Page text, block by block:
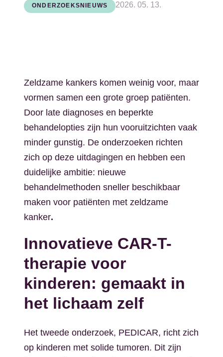
ONDERZOEKSNIEUWS 2026. 05. 13.
Zeldzame kankers komen weinig voor, maar
vormen samen een grote groep patiënten.
Door late diagnoses en beperkte
behandelopties zijn hun vooruitzichten vaak
minder gunstig. De onderzoeken richten
zich op deze uitdagingen en hebben een
duidelijke ambitie: nieuwe
behandelmethoden sneller beschikbaar
maken voor patiënten met zeldzame
kanker.
Innovatieve CAR-T-
therapie voor
kinderen: gemaakt in
het lichaam zelf
Het tweede onderzoek, PEDICAR, richt zich
op kinderen met solide tumoren. Dit zijn